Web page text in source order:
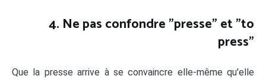
4. Ne pas confondre "presse" et "to
press"
Que la presse arrive à se convaincre elle-même qu'elle